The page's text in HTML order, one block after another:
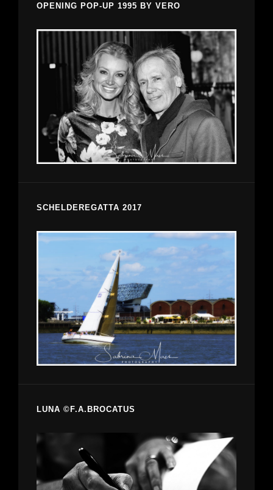
OPENING POP-UP 1995 BY VERO
SCHELDEREGATTA 2017
LUNA ©F.A.BROCATUS